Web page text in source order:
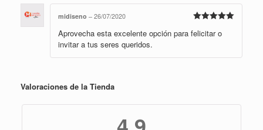
5de 5
midiseno – 26/07/2020
Aprovecha esta excelente opción para felicitar o
invitar a tus seres queridos.
Valoraciones de la Tienda